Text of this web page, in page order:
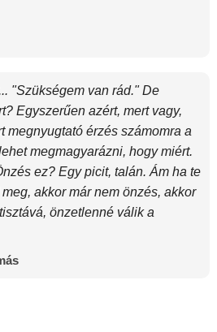
"Szükségem van rád." De
Egyszerűen azért, mert vagy,
megnyugtató érzés számomra a
megmagyarázni, hogy miért.
ez? Egy picit, talán. Ám ha te
akkor már nem önzés, akkor
önzetlenné válik a